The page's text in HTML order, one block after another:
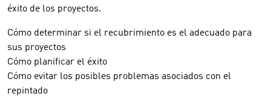
éxito de los proyectos.
Cómo determinar si el recubrimiento es el adecuado para
sus proyectos
Cómo planificar el éxito
Cómo evitar los posibles problemas asociados con el
repintado